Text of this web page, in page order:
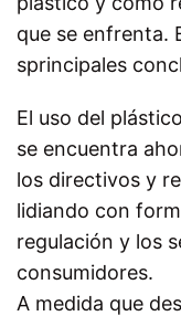
que se enfrenta.
sprincipales
El uso del
se encuentra
los directivos y
lidiando con
regulación y los
consumidores.
A medida que